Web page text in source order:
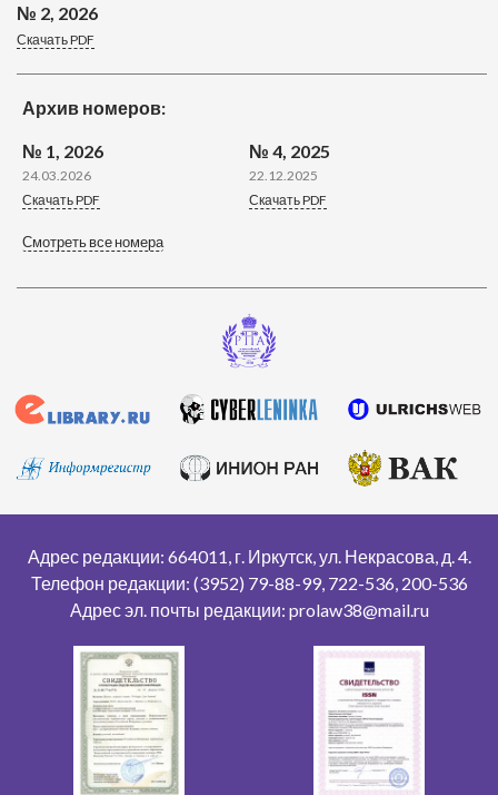
№ 2, 2026
Скачать PDF
Архив номеров:
№ 1, 2026
24.03.2026
Скачать PDF
№ 4, 2025
22.12.2025
Скачать PDF
Смотреть все номера
Адрес редакции: 664011, г. Иркутск, ул. Некрасова, д. 4.
Телефон редакции: (3952) 79-88-99, 722-536, 200-536
Адрес эл. почты редакции: prolaw38@mail.ru